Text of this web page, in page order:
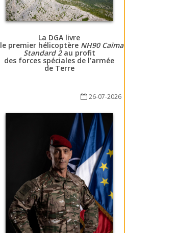
La DGA livre
le premier hélicoptère NH90 Caïman
Standard 2au profit
des forces spéciales de l’armée
de Terre
26-07-2026